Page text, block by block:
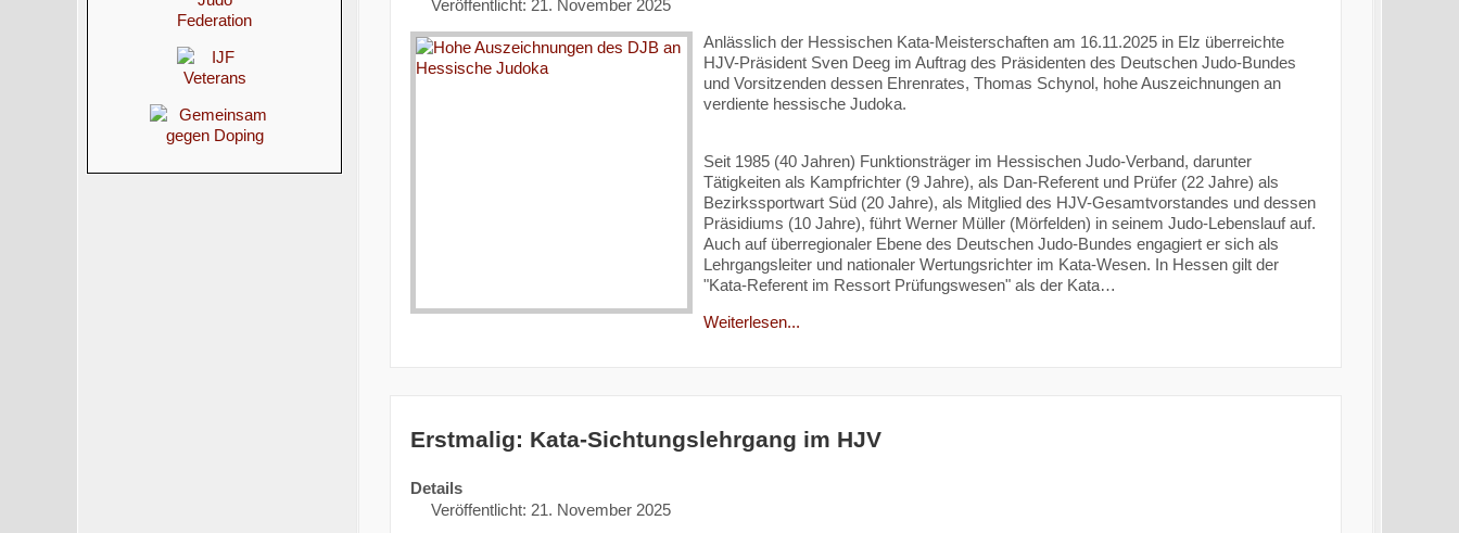
Veröffentlicht: 21. November 2025
Anlässlich der Hessischen Kata-Meisterschaften am 16.11.2025 in Elz überreichte
HJV-Präsident Sven Deeg im Auftrag des Präsidenten des Deutschen Judo-Bundes
und Vorsitzenden dessen Ehrenrates, Thomas Schynol, hohe Auszeichnungen an
verdiente hessische Judoka.
Seit 1985 (40 Jahren) Funktionsträger im Hessischen Judo-Verband, darunter
Tätigkeiten als Kampfrichter (9 Jahre), als Dan-Referent und Prüfer (22 Jahre) als
Bezirkssportwart Süd (20 Jahre), als Mitglied des HJV-Gesamtvorstandes und dessen
Präsidiums (10 Jahre), führt Werner Müller (Mörfelden) in seinem Judo-Lebenslauf auf.
Auch auf überregionaler Ebene des Deutschen Judo-Bundes engagiert er sich als
Lehrgangsleiter und nationaler Wertungsrichter im Kata-Wesen. In Hessen gilt der
"Kata-Referent im Ressort Prüfungswesen" als der Kata…
Weiterlesen...
Erstmalig: Kata-Sichtungslehrgang im HJV
Details
Veröffentlicht: 21. November 2025